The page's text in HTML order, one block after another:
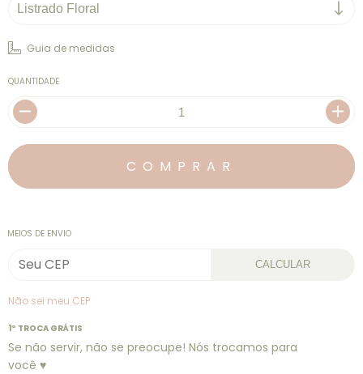
Guia de medidas
QUANTIDADE
MEIOS DE ENVIO
CALCULAR
Não sei meu CEP
1º TROCA GRÁTIS
Se não servir, não se preocupe! Nós trocamos para
você ♥